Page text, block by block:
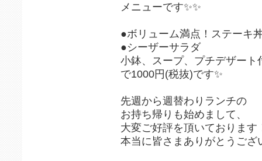
メニューです✨✨
●ボリューム満点！ステーキ
●シーザーサラダ
小鉢、スープ、プチデザート
で1000円(税抜)です✨
先週から週替わりランチの
お持ち帰りも始めまして、
大変ご好評を頂いております
本当に皆さまありがとうござ